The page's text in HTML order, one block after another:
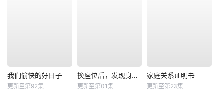
我们愉快的好日子
更新至第92集
换座位后，发现身后的男生好像喜欢我
更新至第01集
家庭关系证明书
更新至第23集